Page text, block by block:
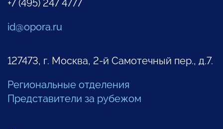
+7 (495) 247 4777
id@opora.ru
127473, г. Москва, 2-й Самотечный пер., д.7.
Региональные отделения
Представители за рубежом